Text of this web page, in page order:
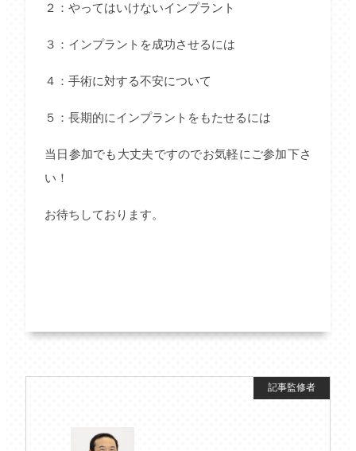
２：やってはいけないインプラント
３：インプラントを成功させるには
４：手術に対する不安について
５：長期的にインプラントをもたせるには
当日参加でも大丈夫ですのでお気軽にご参加下さ
い！
お待ちしております。